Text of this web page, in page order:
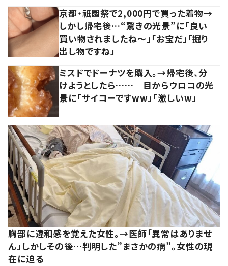
京都・祇園祭で2,000円で買った着物→
しかし帰宅後…“驚きの光景”に「良い
買い物されましたね～」「お宝だ」「掘り
出し物ですね」
ミスドでドーナツを購入。→帰宅後、分
けようとしたら…… 目からウロコの光
景に「サイコーですww」「激しいw」
胸部に違和感を覚えた女性。→医師「異常はありませ
ん」しかしその後…判明した”まさかの病”。女性の現
在に迫る